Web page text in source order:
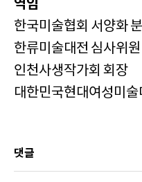
한국미술협회 서양화
한류미술대전 심사위원
인천사생작가회 회장
대한민국현대여성미